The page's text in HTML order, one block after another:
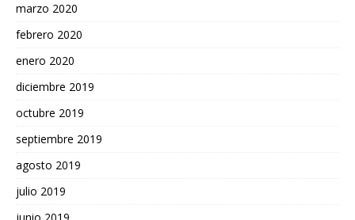
marzo 2020
febrero 2020
enero 2020
diciembre 2019
octubre 2019
septiembre 2019
agosto 2019
julio 2019